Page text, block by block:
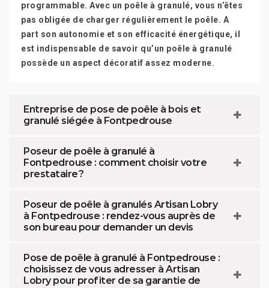
programmable. Avec un poêle à granulé, vous n’êtes
pas obligée de charger régulièrement le poêle. A
part son autonomie et son efficacité énergétique, il
est indispensable de savoir qu’un poêle à granulé
possède un aspect décoratif assez moderne.
Entreprise de pose de poêle à bois et
granulé siégée à Fontpedrouse
Poseur de poêle à granulé à
Fontpedrouse : comment choisir votre
prestataire ?
Poseur de poêle à granulés Artisan Lobry
à Fontpedrouse : rendez-vous auprès de
son bureau pour demander un devis
Pose de poêle à granulé à Fontpedrouse :
choisissez de vous adresser à Artisan
Lobry pour profiter de sa garantie de